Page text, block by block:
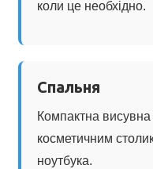
коли це необхідно.
Спальня
Компактна
косметичним
ноутбука.